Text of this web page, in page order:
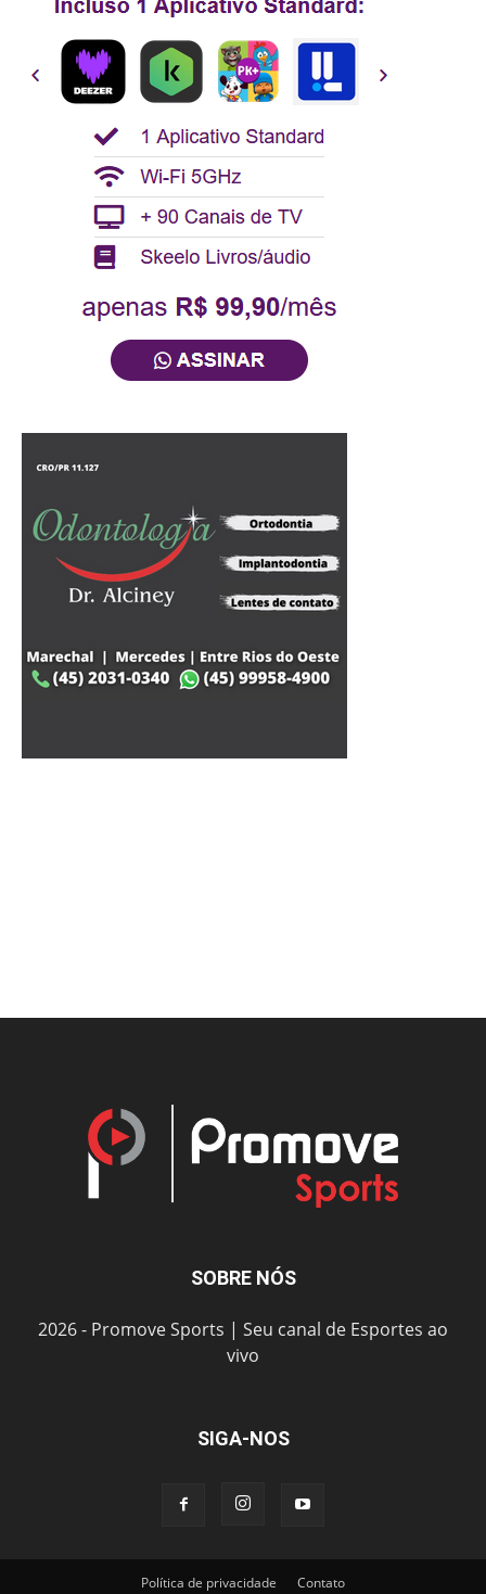
SOBRE NÓS
2026 - Promove Sports | Seu canal de Esportes ao
vivo
SIGA-NOS
Política de privacidade Contato